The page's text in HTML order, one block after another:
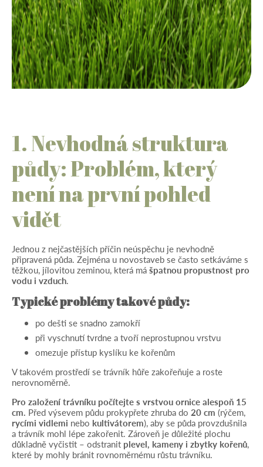
1. Nevhodná struktura
půdy: Problém, který
není na první pohled
vidět
Jednou z nejčastějších příčin neúspěchu je nevhodně
připravená půda. Zejména u novostaveb se často setkáváme s
těžkou, jílovitou zeminou, která mášpatnou propustnost pro
vodu i vzduch.
Typické problémy takové půdy:
po dešti se snadno zamokří
při vyschnutí tvrdne a tvoří neprostupnou vrstvu
omezuje přístup kyslíku ke kořenům
V takovém prostředí se trávník hůře zakořeňuje a roste
nerovnoměrně.
Pro založení trávníku počítejte s vrstvou ornice alespoň 15
cm. Před výsevem půdu prokypřete zhruba do 20 cm (rýčem,
rycími vidlemi nebo kultivátorem), aby se půda provzdušnila
a trávník mohl lépe zakořenit. Zároveň je důležité plochu
důkladně vyčistit – odstranit plevel, kameny i zbytky kořenů,
které by mohly bránit rovnoměrnému růstu trávníku.